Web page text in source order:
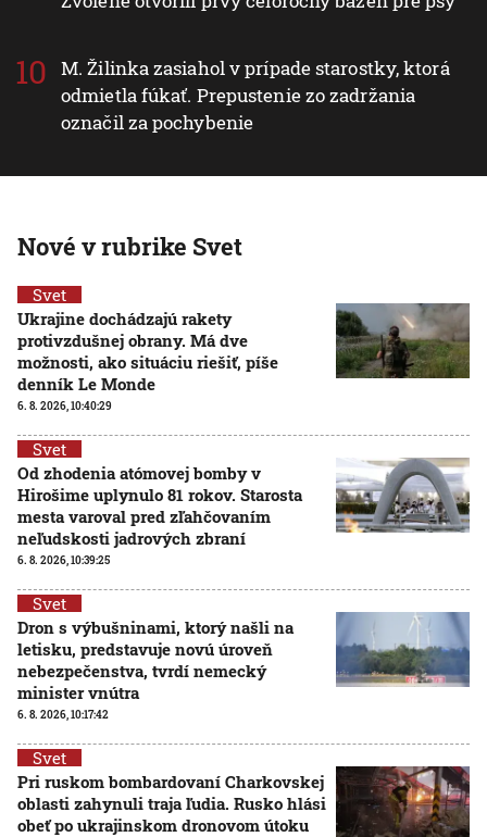
M. Žilinka zasiahol v prípade starostky, ktorá
odmietla fúkať. Prepustenie zo zadržania
označil za pochybenie
Nové v rubrike Svet
Svet
Ukrajine dochádzajú rakety
protivzdušnej obrany. Má dve
možnosti, ako situáciu riešiť, píše
denník Le Monde
6. 8. 2026, 10:40:29
Svet
Od zhodenia atómovej bomby v
Hirošime uplynulo 81 rokov. Starosta
mesta varoval pred zľahčovaním
neľudskosti jadrových zbraní
6. 8. 2026, 10:39:25
Svet
Dron s výbušninami, ktorý našli na
letisku, predstavuje novú úroveň
nebezpečenstva, tvrdí nemecký
minister vnútra
6. 8. 2026, 10:17:42
Svet
Pri ruskom bombardovaní Charkovskej
oblasti zahynuli traja ľudia. Rusko hlási
obeť po ukrajinskom dronovom útoku